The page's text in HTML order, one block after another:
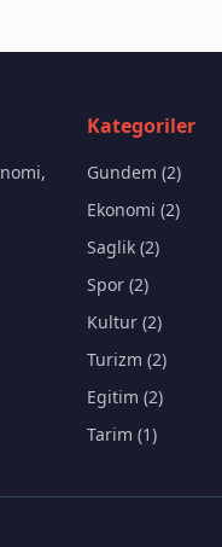
Kategoriler
Gundem (2)
Ekonomi (2)
Saglik (2)
Spor (2)
Kultur (2)
Turizm (2)
Egitim (2)
Tarim (1)